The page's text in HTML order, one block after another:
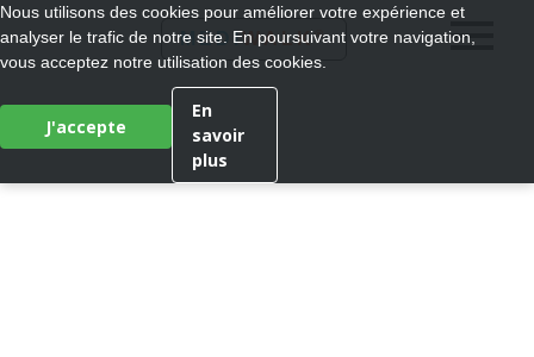
MEDIWALK®
Nous utilisons des cookies pour améliorer votre expérience et
analyser le trafic de notre site. En poursuivant votre navigation,
vous acceptez notre utilisation des cookies.
J'accepte
En
savoir
plus